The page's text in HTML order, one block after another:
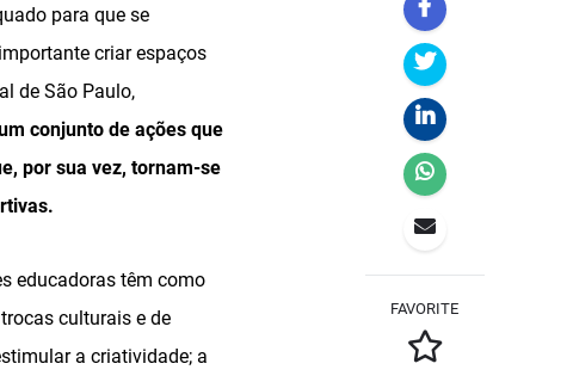
para que se
criar espaços
de São Paulo,
conjunto de ações que
por sua vez, tornam-se
educadoras têm como
culturais e de
a criatividade; a
FAVORITE